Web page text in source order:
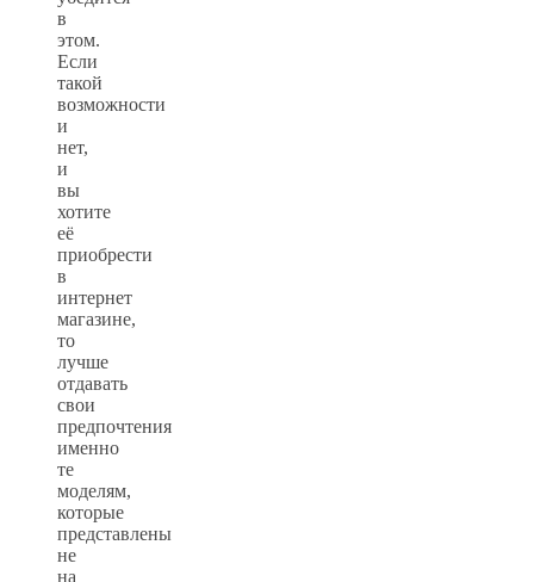
в
этом.
Если
такой
возможности
и
нет,
и
вы
хотите
её
приобрести
в
интернет
магазине,
то
лучше
отдавать
свои
предпочтения
именно
те
моделям,
которые
представлены
не
на